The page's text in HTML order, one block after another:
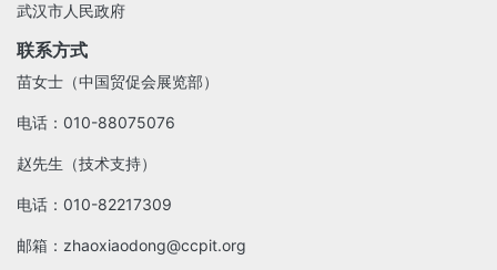
武汉市人民政府
联系方式
苗女士（中国贸促会展览部）
电话：010-88075076
赵先生（技术支持）
电话：010-82217309
邮箱：zhaoxiaodong@ccpit.org